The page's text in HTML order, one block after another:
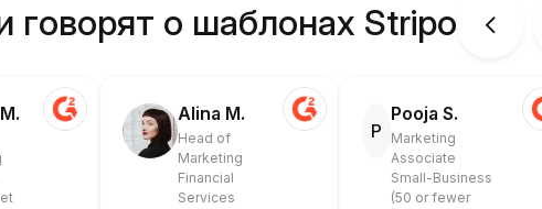
говорят о шаблонах Stripo
Alina M.
Head of
Marketing
Financial
Services
P
Pooja S.
Marketing
Associate
Small-Business
(50 or fewer